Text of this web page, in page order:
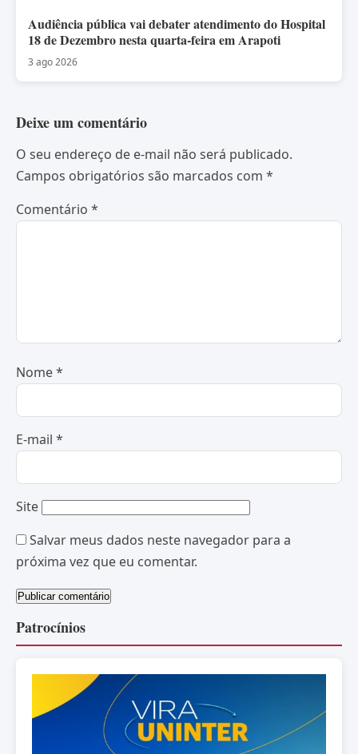
Audiência pública vai debater atendimento do Hospital
18 de Dezembro nesta quarta-feira em Arapoti
3 ago 2026
Deixe um comentário
O seu endereço de e-mail não será publicado.
Campos obrigatórios são marcados com *
Comentário *
Nome*
E-mail *
Site
Salvar meus dados neste navegador para a
próxima vez que eu comentar.
Patrocínios